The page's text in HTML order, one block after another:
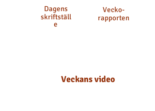
Dagens
skriftställ
e
Vecko-
rapporten
Veckans video